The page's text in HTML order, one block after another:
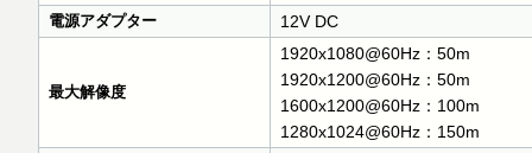
電源アダプター 12V DC
最大解像度
1920x1080@60Hz：50m
1920x1200@60Hz：50m
1600x1200@60Hz：100m
1280x1024@60Hz：150m